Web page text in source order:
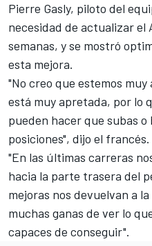
Pierre Gasly, piloto del
necesidad de actualizar el
semanas, y se mostró
esta mejora.
"No creo que estemos
está muy apretada, por lo
pueden hacer que subas o
posiciones", dijo el francés.
"En las últimas carreras
hacia la parte trasera del
mejoras nos devuelvan a
muchas ganas de ver lo
capaces de conseguir".